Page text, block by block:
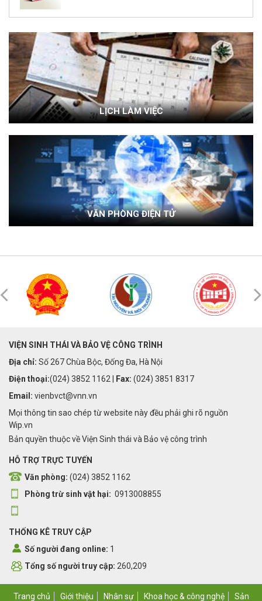
LỊCH LÀM VIỆC
VĂN PHÒNG ĐIỆN TỬ
VIỆN SINH THÁI VÀ BẢO VỆ CÔNG TRÌNH
Địa chỉ: Số 267 Chùa Bộc, Đống Đa, Hà Nội
Điện thoại:(024) 3852 1162 | Fax: (024) 3851 8317
Email: vienbvct@vnn.vn
Mọi thông tin sao chép từ website này đều phải ghi rõ nguồn
Wip.vn
Bản quyền thuộc về Viện Sinh thái và Bảo vệ công trình
HỖ TRỢ TRỰC TUYẾN
Văn phòng: (024) 3852 1162
Phòng trừ sinh vật hại: 0913008855
THỐNG KÊ TRUY CẬP
Số người đang online: 1
Tổng số người truy cập: 260,209
Trang chủ Giới thiệu Nhân sự Khoa học & công nghệ Sản